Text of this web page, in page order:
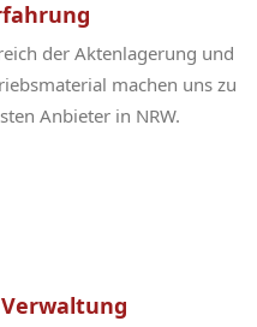
der Aktenlagerung und
machen uns zu
Anbieter in NRW.